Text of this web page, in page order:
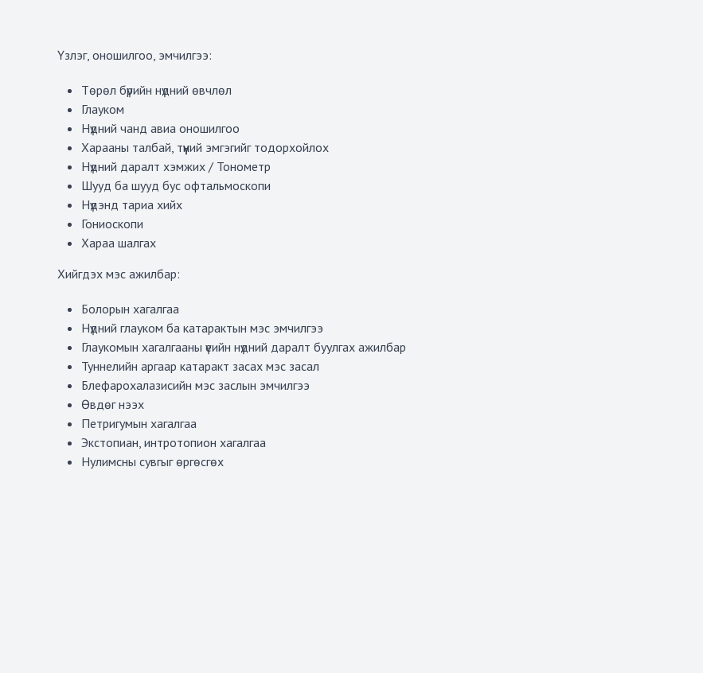
Үзлэг, оношилгоо, эмчилгээ:
Төрөл бүрийн нүдний өвчлөл
Глауком
Нүдний чанд авиа оношилгоо
Харааны талбай, түүний эмгэгийг тодорхойлох
Нүдний даралт хэмжих / Тонометр
Шууд ба шууд бус офтальмоскопи
Нүдэнд тариа хийх
Гониоскопи
Хараа шалгах
Хийгдэх мэс ажилбар:
Болорын хагалгаа
Нүдний глауком ба катарактын мэс эмчилгээ
Глаукомын хагалгааны үеийн нүдний даралт буулгах ажилбар
Туннелийн аргаар катаракт засах мэс засал
Блефарохалазисийн мэс заслын эмчилгээ
Өвдөг нээх
Петригумын хагалгаа
Экстопиан, интротопион хагалгаа
Нулимсны сувгыг өргөсгөх